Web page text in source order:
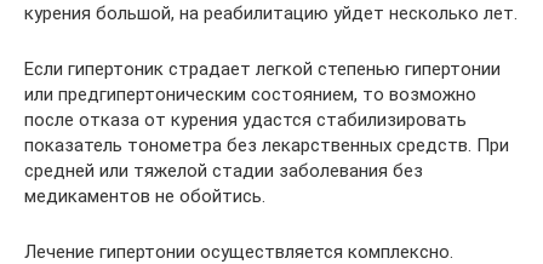
курения большой, на реабилитацию уйдет несколько лет.
Если гипертоник страдает легкой степенью гипертонии
или предгипертоническим состоянием, то возможно
после отказа от курения удастся стабилизировать
показатель тонометра без лекарственных средств. При
средней или тяжелой стадии заболевания без
медикаментов не обойтись.
Лечение гипертонии осуществляется комплексно.